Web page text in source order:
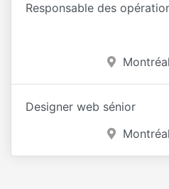
Responsable des
Designer web sénior